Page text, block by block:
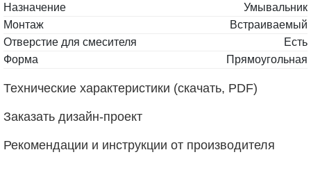
Назначение
Умывальник
Монтаж
Встраиваемый
Отверстие для смесителя
Есть
Форма
Прямоугольная
Технические характеристики (скачать, PDF)
Заказать дизайн-проект
Рекомендации и инструкции от производителя